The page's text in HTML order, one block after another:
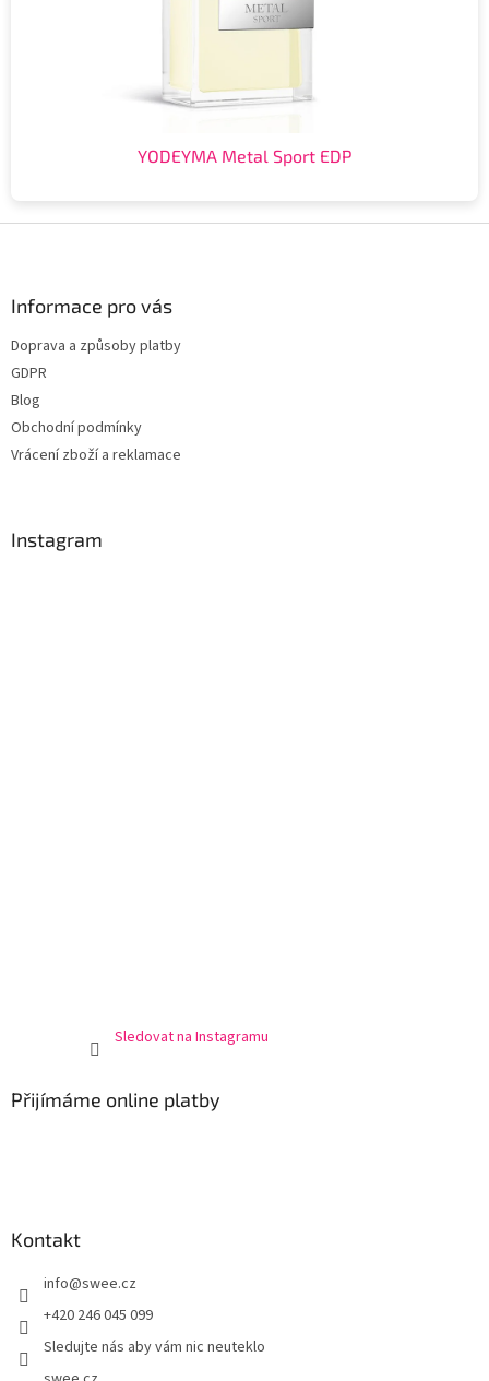
YODEYMA Metal Sport EDP
Informace pro vás
Doprava a způsoby platby
GDPR
Blog
Obchodní podmínky
Vrácení zboží a reklamace
Instagram
Sledovat na Instagramu
Přijímáme online platby
Kontakt
info@swee.cz
+420 246 045 099
Sledujte nás aby vám nic neuteklo